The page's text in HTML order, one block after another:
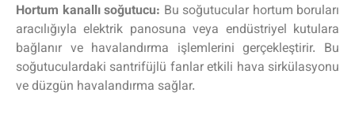
Hortum kanallı soğutucu: Bu soğutucular hortum boruları
aracılığıyla elektrik panosuna veya endüstriyel kutulara
bağlanır ve havalandırma işlemlerini gerçekleştirir. Bu
soğutuculardaki santrifüjlü fanlar etkili hava sirkülasyonu
ve düzgün havalandırma sağlar.